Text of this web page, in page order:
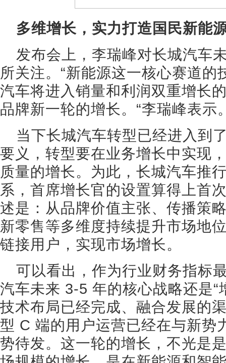
多维增长，实力打造国民新能
发布会上，李瑞峰对长城汽车
所关注。“新能源这一核心赛道
汽车将进入销量和利润双重增长
品牌新一轮的增长。“李瑞峰表示
当下长城汽车转型已经进入到
要义，转型要在业务增长中实现
质量的增长。为此，长城汽车推
系，首席增长官的设置算得上首
述是：从品牌价值主张、传播策
新零售等多维度持续提升市场地
链接用户，实现市场增长。
可以看出，作为行业财务指标
汽车未来 3-5 年的核心战略还是“
技术布局已经完成、融合发展的
型 C 端的用户运营已经在与新势
势待发。这一轮的增长，不光是